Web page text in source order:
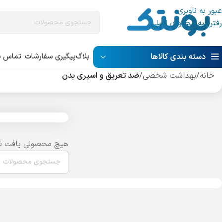
عبور به ناوبری
رفتن به محتوای اصلی
دسته بندی کالاها بلاگپیگیری سفارشات تماس
خانه/بهداشت شخصی/ضد تعریق و اسپری بدن
هیچ محصولی یافت